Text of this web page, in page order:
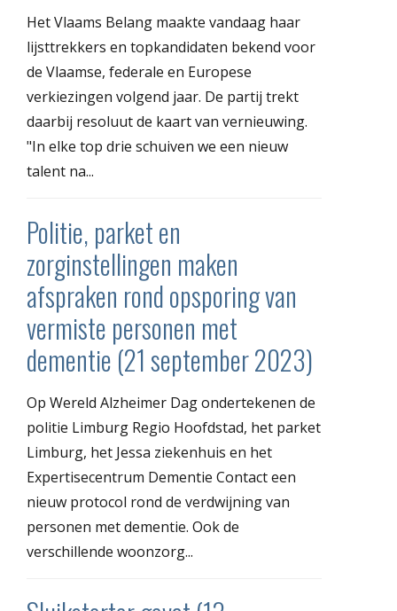
Het Vlaams Belang maakte vandaag haar
lijsttrekkers en topkandidaten bekend voor
de Vlaamse, federale en Europese
verkiezingen volgend jaar. De partij trekt
daarbij resoluut de kaart van vernieuwing.
"In elke top drie schuiven we een nieuw
talent na...
Politie, parket en
zorginstellingen maken
afspraken rond opsporing van
vermiste personen met
dementie (21 september 2023)
Op Wereld Alzheimer Dag ondertekenen de
politie Limburg Regio Hoofdstad, het parket
Limburg, het Jessa ziekenhuis en het
Expertisecentrum Dementie Contact een
nieuw protocol rond de verdwijning van
personen met dementie. Ook de
verschillende woonzorg...